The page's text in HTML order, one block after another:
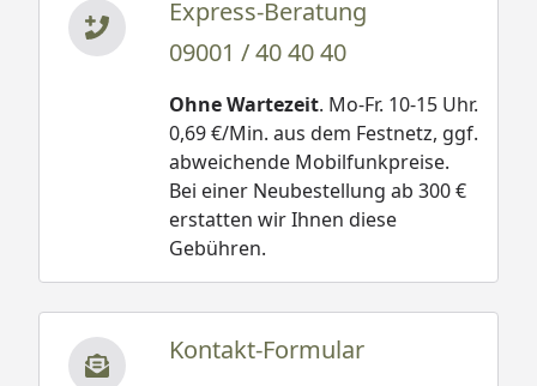
Express-Beratung
09001 / 40 40 40
Ohne Wartezeit. Mo-Fr. 10-15 Uhr.
0,69 €/Min. aus dem Festnetz, ggf.
abweichende Mobilfunkpreise.
Bei einer Neubestellung ab 300 €
erstatten wir Ihnen diese
Gebühren.
Kontakt-Formular